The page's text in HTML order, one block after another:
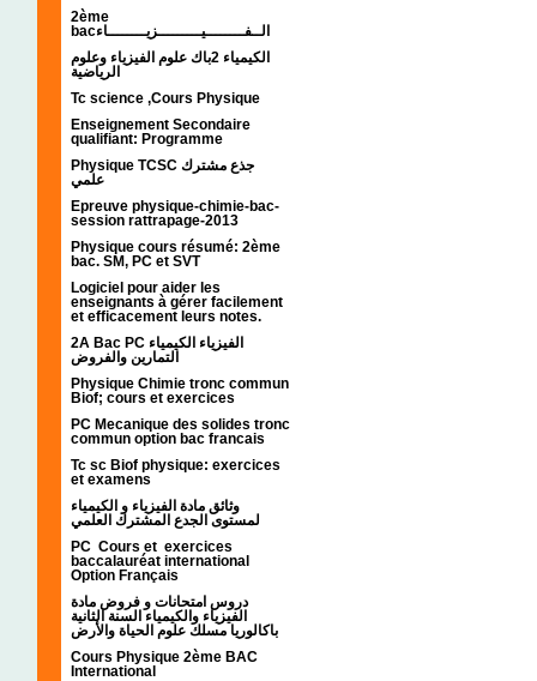
2ème
bacالــفــــــــيـــــــــزيــــــــاء
الكيمياء 2باك علوم الفيزياء وعلوم
الرياضية
Tc science ,Cours Physique
Enseignement Secondaire
qualifiant: Programme
Physique TCSC جذع مشترك
علمي
Epreuve physique-chimie-bac-
session rattrapage-2013
Physique cours résumé: 2ème
bac. SM, PC et SVT
Logiciel pour aider les
enseignants à gérer facilement
et efficacement leurs notes.
2A Bac PC الفيزياء الكيمياء
التمارين والفروض
Physique Chimie tronc commun
Biof; cours et exercices
PC Mecanique des solides tronc
commun option bac francais
Tc sc Biof physique: exercices
et examens
وثائق مادة الفيزياء و الكيمياء
PC Cours et exercices
baccalauréat international
Option Français
دروس امتحانات و فروض مادة
الفيزياء والكيمياء السنة الثانية
باكالوريا مسلك علوم الحياة والأرض
Cours Physique 2ème BAC
International